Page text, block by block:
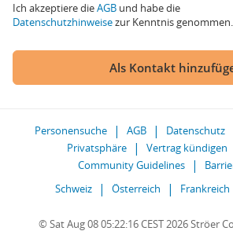
Ich akzeptiere dieAGB und habe die
Datenschutzhinweisezur Kenntnis genommen.
Als Kontakt
Personensuche AGB Datenschutz
Privatsphäre
Vertrag kündigen
Community Guidelines
Schweiz
Österreich Frankreich
© Sat Aug 08 05:22:16 CEST 2026 Ströer